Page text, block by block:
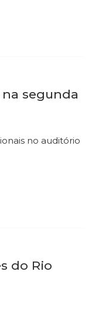
segunda
no auditório
do Rio